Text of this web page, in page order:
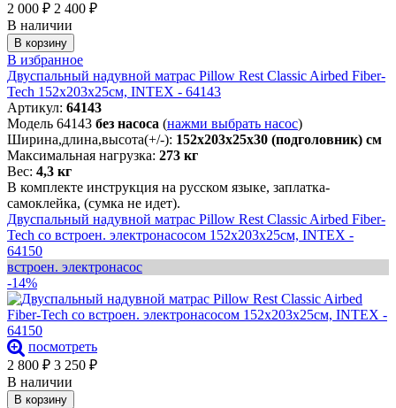
2 000 ₽ 2 400 ₽
В наличии
В корзину
В избранное
Двуспальный надувной матрас Pillow Rest Classic Airbed Fiber-
Tech 152х203х25см, INTEX - 64143
Артикул: 64143
Модель 64143 без насоса (нажми выбрать насос)
Ширина,длина,высота(+/-): 152х203х25х30 (подголовник) см
Максимальная нагрузка: 273 кг
Вес: 4,3 кг
В комплекте инструкция на русском языке, заплатка-
самоклейка, (сумка не идет).
Двуспальный надувной матрас Pillow Rest Classic Airbed Fiber-
Tech со встроен. электронасосом 152х203х25см, INTEX -
64150
встроен. электронасос
-14%
посмотреть
2 800 ₽ 3 250 ₽
В наличии
В корзину